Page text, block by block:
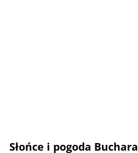
Słońce i pogoda Buchara